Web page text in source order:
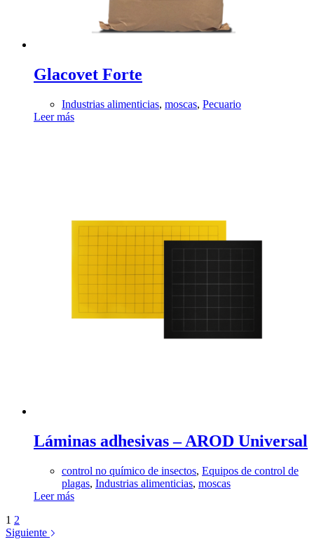
Glacovet Forte
Industrias alimenticias, moscas, Pecuario
Leer más
Láminas adhesivas – AROD Universal
control no químico de insectos, Equipos de control de
plagas, Industrias alimenticias, moscas
Leer más
1 2
Siguiente